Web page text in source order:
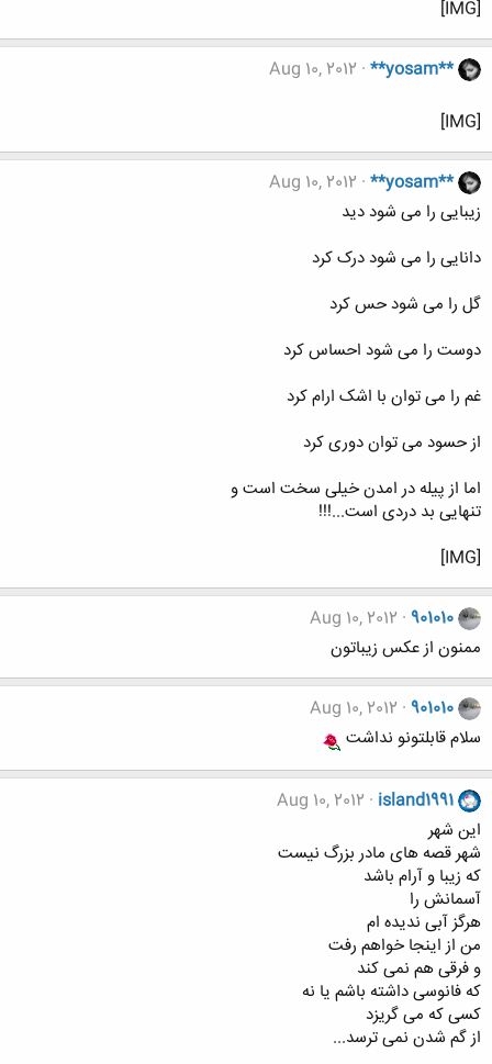
[IMG]
**yosam**
Aug 10, 2012
[IMG]
**yosam**
Aug 10, 2012
زیبایی را می شود دید
دانایی را می شود درک کرد
گل را می شود حس کرد
دوست را می شود احساس کرد
غم را می توان با اشک ارام کرد
از حسود می توان دوری کرد
اما از پیله در امدن خیلی سخت است و
تنهایی بد دردی است...!!!
[IMG]
901010
Aug 10, 2012
ممنون از عکس زیباتون
901010
Aug 10, 2012
سلام قابلتونو نداشت
island1991
Aug 10, 2012
این شهر
شهر قصه های مادر بزرگ نیست
که زیبا و آرام باشد
آسمانش را
هرگز آبی ندیده ام
من از اینجا خواهم رفت
و فرقی هم نمی کند
که فانوسی داشته باشم یا نه
کسی که می گریزد
از گم شدن نمی ترسد...